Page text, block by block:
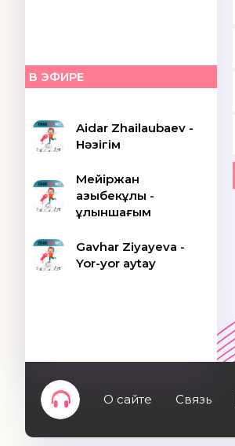
В ЭФИРЕ
Aidar Zhailaubaev -
Нәзігім
Мейіржан
Қазыбекұлы -
Құлыншағым
Gavhar Ziyayeva -
Yor-yor aytay
О сайте Связь